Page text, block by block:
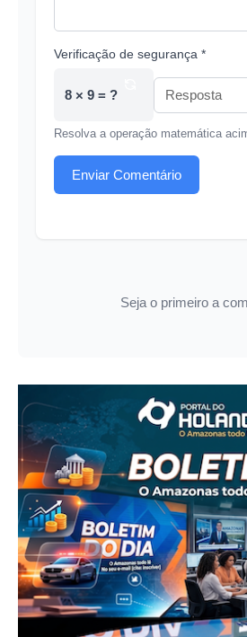
Verificação de segurança *
8 × 9 = ?
Resolva a operação matemática
Enviar Comentário
Seja o primeiro a